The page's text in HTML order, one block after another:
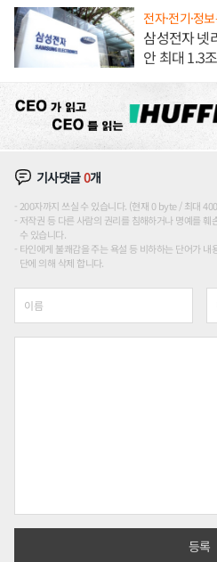
전자·전기·정
삼성전자 넷
안 최대 1.3
기사댓글0개
200자까지 쓰실 수 있습니다. (현재 0 byte / 최대
저작권 등 다른 사람의 권리를 침해하거나 명예를
수 있습니다.
타인에게 불쾌감을 주는 욕설 등 비하하는 단어가
단에 의해 삭제 합니다.